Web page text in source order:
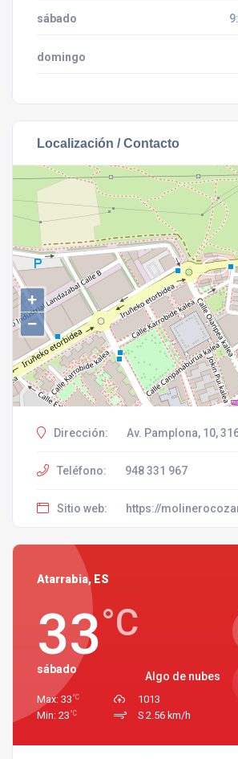
sábado
domingo
Localización / Contacto
+
−
Dirección: Av. Pamplona, 10,
Teléfono: 948 331 967
Sitio web: https://
Atarrabia, ES
33°C
Algo de nubes
sábado
Max: 33 °C
Min: 23 °C
1013
S 2.56 km/h